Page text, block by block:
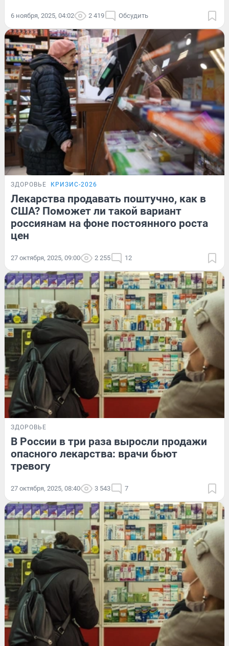
6 ноября, 2025, 04:02 2 419 Обсудить
ЗДОРОВЬЕ КРИЗИС-2026
Лекарства продавать поштучно, как в
США? Поможет ли такой вариант
россиянам на фоне постоянного роста
цен
27 октября, 2025, 09:00 2 255 12
ЗДОРОВЬЕ
В России в три раза выросли продажи
опасного лекарства: врачи бьют
тревогу
27 октября, 2025, 08:40 3 543 7